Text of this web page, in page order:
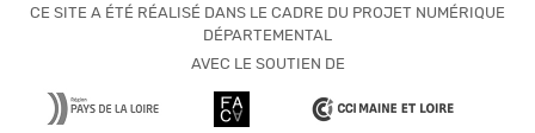
CE SITE A ÉTÉ RÉALISÉ DANS LE CADRE DU PROJET NUMÉRIQUE
DÉPARTEMENTAL
AVEC LE SOUTIEN DE